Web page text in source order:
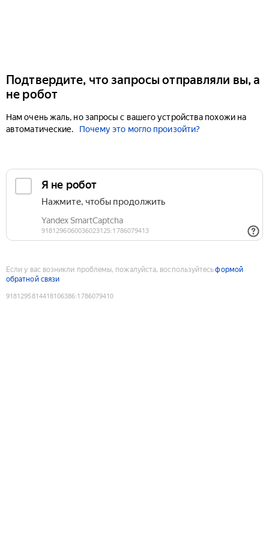
Подтвердите, что запросы отправляли вы, а
не робот
Нам очень жаль, но запросы с вашего устройства похожи на
автоматические.
Почему это могло произойти?
Если у вас возникли проблемы, пожалуйста, воспользуйтесьформой
обратной связи
9181295814418106386:1786079410